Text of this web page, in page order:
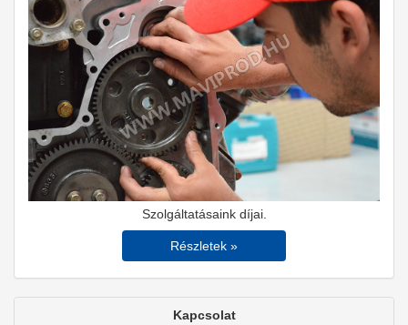
Szolgáltatásaink díjai.
Részletek »
Kapcsolat